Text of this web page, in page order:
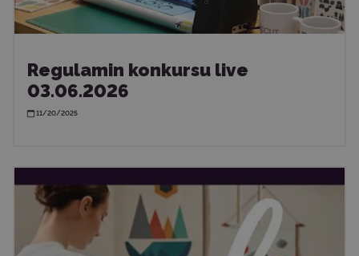
Regulamin konkursu live
03.06.2026
11/20/2025